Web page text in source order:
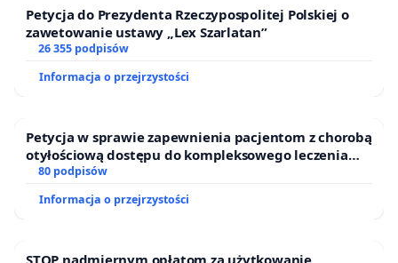
Petycja do Prezydenta Rzeczypospolitej Polskiej o
zawetowanie ustawy „Lex Szarlatan”
26 355 podpisów
Informacja o przejrzystości
Petycja w sprawie zapewnienia pacjentom z chorobą
otyłościową dostępu do kompleksowego leczenia
oraz programów profilaktycznych.
80 podpisów
Informacja o przejrzystości